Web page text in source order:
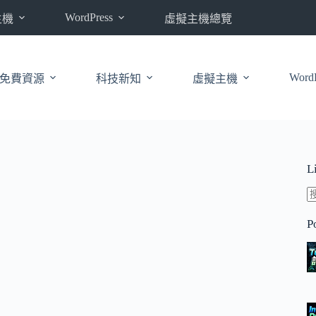
WordPress 虛擬主機總覽
免費資源 科技新知 虛擬主機